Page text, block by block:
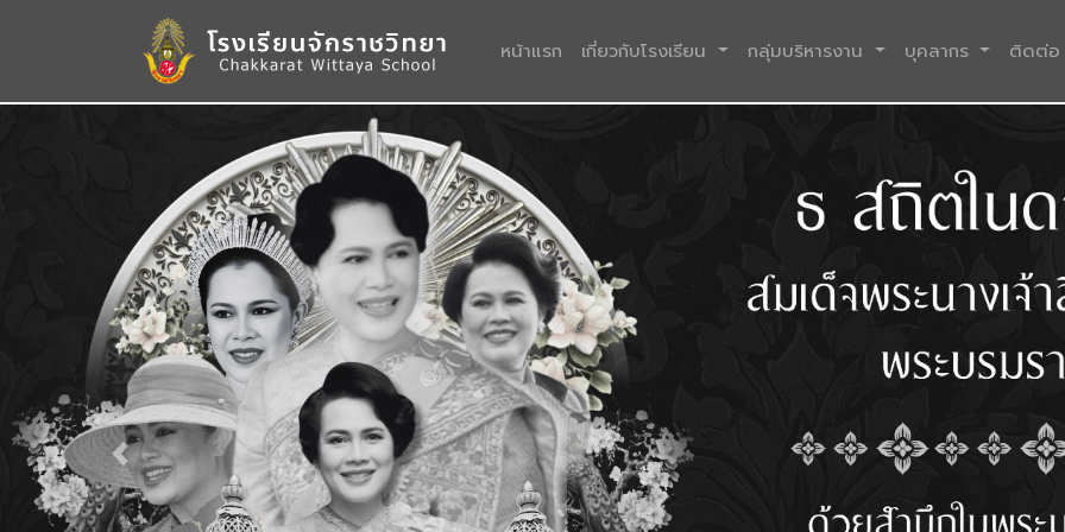
หน้าแรก (current)
เกี่ยวกับโรงเรียน กลุ่มบริหารงาน บุคลากร ติดต่อ
Previous